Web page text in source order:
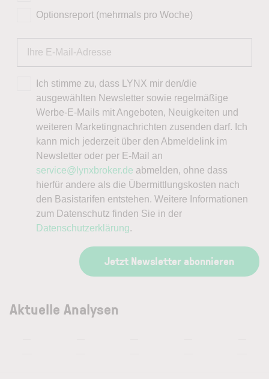
Optionsreport (mehrmals pro Woche)
Ich stimme zu, dass LYNX mir den/die
ausgewählten Newsletter sowie regelmäßige
Werbe-E-Mails mit Angeboten, Neuigkeiten und
weiteren Marketingnachrichten zusenden darf. Ich
kann mich jederzeit über den Abmeldelink im
Newsletter oder per E-Mail an
service@lynxbroker.de abmelden, ohne dass
hierfür andere als die Übermittlungskosten nach
den Basistarifen entstehen. Weitere Informationen
zum Datenschutz finden Sie in der
Datenschutzerklärung.
Jetzt Newsletter abonnieren
Aktuelle Analysen